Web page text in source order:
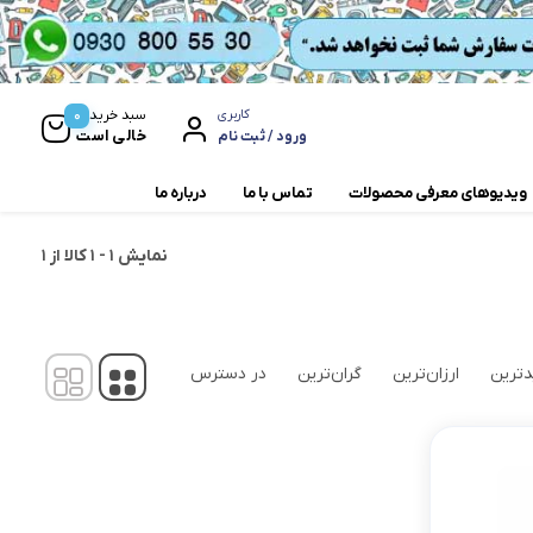
کاربری
ورود / ثبت نام
سبد خرید
خالی است
0
ویدیوهای معرفی محصولات تماس با ما درباره ما
نمایش 1
-
1کالا از 1
ارزان‌ترین گران‌ترین در دسترس